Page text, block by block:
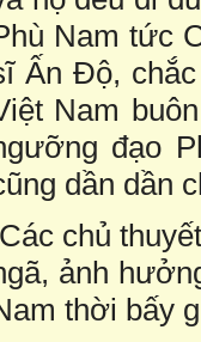
Nam tức
Ấn Độ,
Nam
đạo
dần dần
Các chủ
ảnh
thời bấy